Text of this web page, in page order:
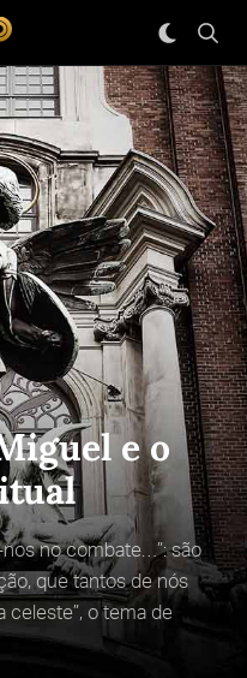
e o
no combate…”: são
que tantos de nós
celeste”, o tema de